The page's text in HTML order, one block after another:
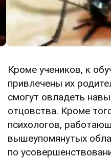
Кроме учеников, к
привлечены их
смогут овладеть
отцовства. Кроме
психологов,
вышеупомянутых
по